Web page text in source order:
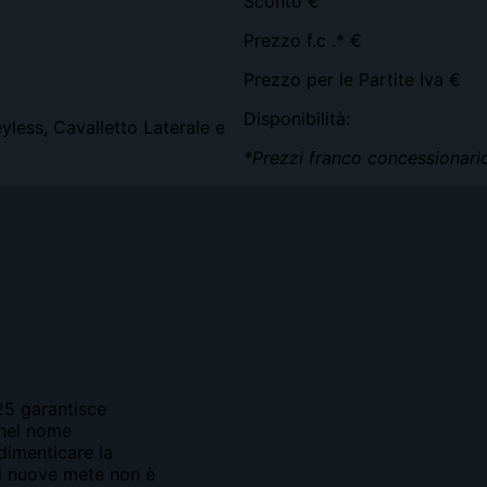
Cavalletto Laterale e
Prezzo f.c .* €
Prezzo per le Partite Iva €
Disponibilità:
*Prezzi franco
garantisce
nome
la
mete non è